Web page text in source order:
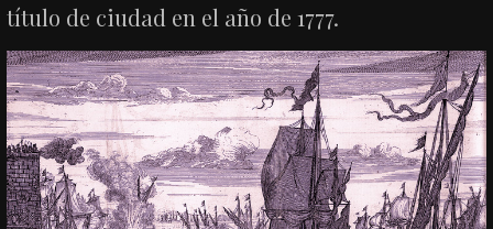
título de ciudad en el año de 1777.